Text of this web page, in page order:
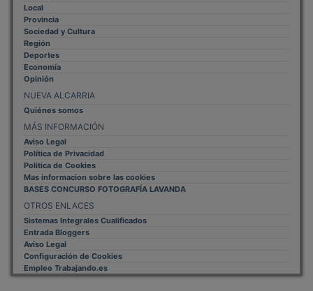
Provincia
Sociedad y Cultura
Región
Deportes
Economía
Opinión
NUEVA ALCARRIA
Quiénes somos
MÁS INFORMACIÓN
Aviso Legal
Política de Privacidad
Politica de Cookies
Mas informacion sobre las cookies
BASES CONCURSO FOTOGRAFÍA LAVANDA
OTROS ENLACES
Sistemas Integrales Cualificados
Entrada Bloggers
Aviso Legal
Configuración de Cookies
Empleo Trabajando.es